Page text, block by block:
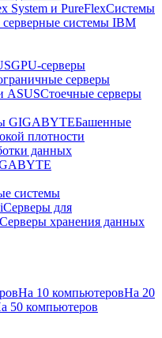
System и PureFlexСистемы
серверные системы IBM
GPU-серверы
серверы
ASUSСтоечные серверы
GIGABYTEБашенные
плотности
данных
системы
Серверы для
Серверы хранения данных
На 10 компьютеровНа 20
50 компьютеров